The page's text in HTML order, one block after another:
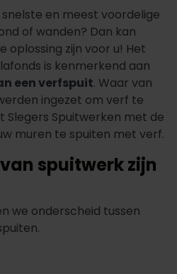
en meest voordelige
of wanden? Dan kan
oplossing zijn voor u! Het
is kenmerkend aan
een verfspuit. Waar van
ingezet om verf te
Slegers Spuitwerken met de
muren te spuiten met verf.
spuitwerk zijn
we onderscheid tussen